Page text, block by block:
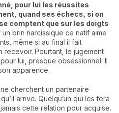
pour lui les réussites
quand ses échecs, si on
comptent que sur les doigts
brin narcissique ce natif aime
même si au final il fait
recevoir. Pourtant, le jugement
lui, presque obsessionnel. Il
apparence.
cherchent un partenaire
arrive. Quelqu’un qui les fera
cette relation pour acquise.